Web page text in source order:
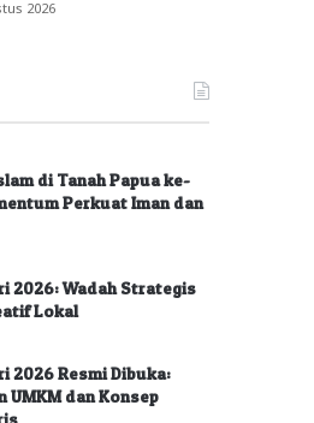
2026
di Tanah Papua ke-
Perkuat Iman dan
2026: Wadah Strategis
Lokal
2026 Resmi Dibuka:
UMKM dan Konsep